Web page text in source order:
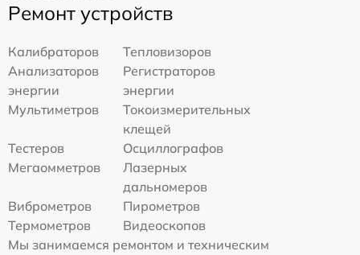
Ремонт устройств
Калибраторов
Тепловизоров
Анализаторов
энергии
Регистраторов
энергии
Мультиметров
Токоизмерительных
клещей
Тестеров
Осциллографов
Мегаомметров
Лазерных
дальномеров
Виброметров
Пирометров
Термометров
Видеоскопов
Мы занимаемся ремонтом и техническим